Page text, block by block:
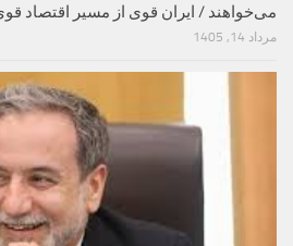
می‌خواهند / ایران قوی از مسیر اقتصاد
مرداد 14, 1405